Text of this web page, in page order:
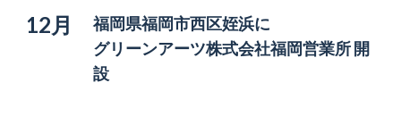
12月
福岡県福岡市西区姪浜に
グリーンアーツ株式会社福岡営業所 開
設